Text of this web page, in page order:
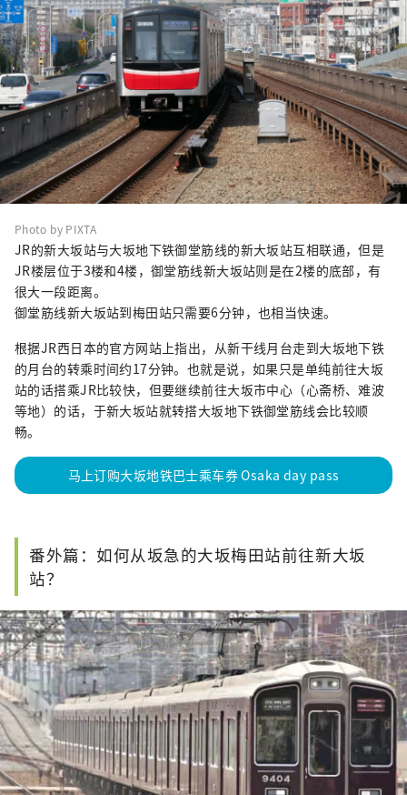
Photo by PIXTA
JR的新大坂站与大坂地下铁御堂筋线的新大坂站互相联通，但是
JR楼层位于3楼和4楼，御堂筋线新大坂站则是在2楼的底部，有
很大一段距离。
御堂筋线新大坂站到梅田站只需要6分钟，也相当快速。
根据JR西日本的官方网站上指出，从新干线月台走到大坂地下铁
的月台的转乘时间约17分钟。也就是说，如果只是单纯前往大坂
站的话搭乘JR比较快，但要继续前往大坂市中心（心斋桥、难波
等地）的话，于新大坂站就转搭大坂地下铁御堂筋线会比较顺
畅。
马上订购大坂地铁巴士乘车券 Osaka day pass
番外篇：如何从坂急的大坂梅田站前往新大坂
站？